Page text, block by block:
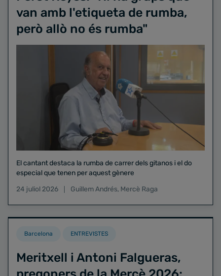
van amb l'etiqueta de rumba,
però allò no és rumba"
El cantant destaca la rumba de carrer dels gitanos i el do
especial que tenen per aquest gènere
24 juliol 2026
Guillem Andrés, Mercè Raga
Barcelona ENTREVISTES
Meritxell i Antoni Falgueras,